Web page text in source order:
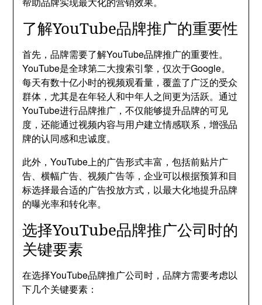
了解YouTube品牌推广的重要性
首先，品牌需要了解YouTube品牌推广的重要性。
YouTube是全球第二大搜索引擎，仅次于Google。
每天有数十亿小时的视频观看量，覆盖了广泛的受众
群体，尤其是在年轻人和中年人之间更为活跃。通过
YouTube进行品牌推广，不仅能够提升品牌的可见
度，还能通过视频内容与用户建立情感联系，增强品
牌的认同感和忠诚度。
此外，YouTube上的广告形式丰富，包括前贴片广
告、横幅广告、视频广告等，企业可以根据预算和目
标选择最合适的广告投放方式，以最大化地提升品牌
的曝光率和转化率。
选择YouTube品牌推广公司时的
关键要素
在选择YouTube品牌推广公司时，品牌方需要考虑以
下几个关键要素：